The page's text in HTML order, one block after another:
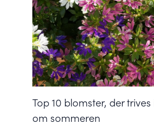
Top 10 blomster, der trives
om sommeren